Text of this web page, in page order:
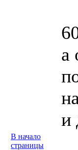
а
и
В начало
страницы